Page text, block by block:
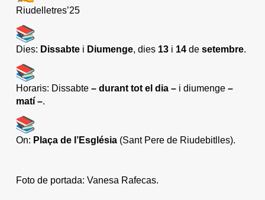
Riudelletres’25
Dies: Dissabtei Diumenge, dies 13 i 14 desetembre.
Horaris: Dissabte– durant tot el dia –i diumenge –
matí –.
On: Plaça de l’Església (Sant Pere de Riudebitlles).
Foto de portada: Vanesa Rafecas.